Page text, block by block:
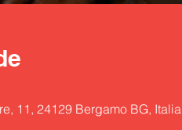
11, 24129 Bergamo BG, Italia